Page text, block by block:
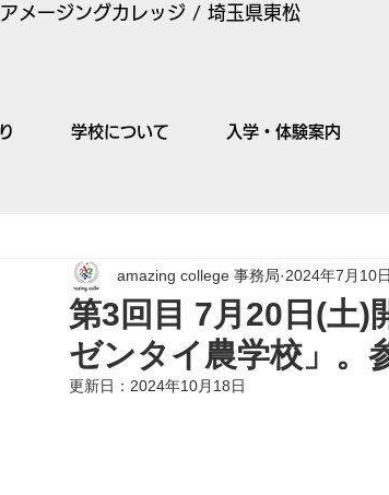
メージングカレッジ / 埼玉県東松
学校について 入学・体験案内
第3回目 7月20日(土
ゼンタイ農学校」。
amazing college 事務局 2024年7月10日
更新日： 2024年10月18日